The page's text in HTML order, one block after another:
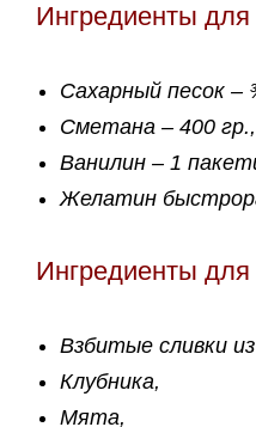
Ингредиенты для
Сахарный песок –
Сметана – 400 гр.,
Ванилин – 1
Желатин
Ингредиенты
Взбитые сливки
Клубника,
Мята,